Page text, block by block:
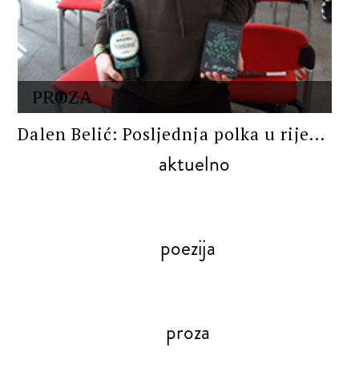
PROZA
Dalen Belić: Posljednja polka u rije...
aktuelno
poezija
proza